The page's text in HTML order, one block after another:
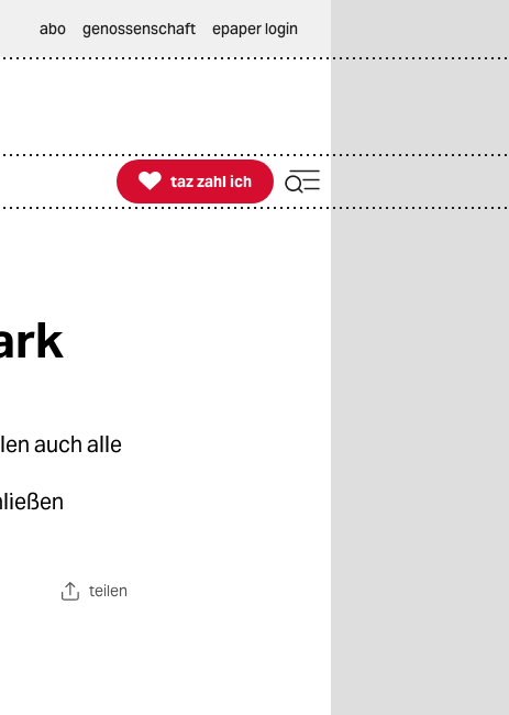
abo genossenschaft epaper login

taz zahl ich
taz zahl ich
auch alle
teilen